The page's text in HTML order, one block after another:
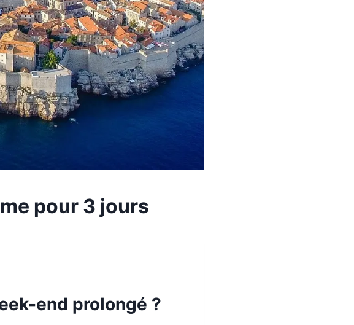
pour 3 jours
end prolongé ?